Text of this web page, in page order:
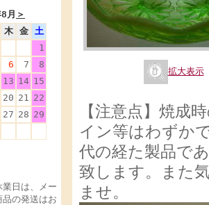
月 ＞
木 金
土
1
6 7
8
13 14 15
20 21 22
27 28 29
日は、メー
の発送はお
拡大表示
【注意点】焼成
イン等はわずか
代の経た製品で
致します。また
ませ。